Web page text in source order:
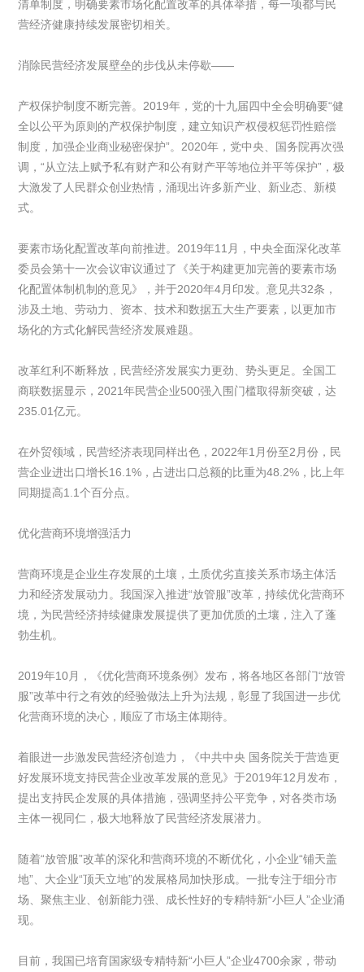
清单制度，明确要素市场化配置改革的具体举措，每一项都与民
营经济健康持续发展密切相关。
消除民营经济发展壁垒的步伐从未停歇——
产权保护制度不断完善。2019年，党的十九届四中全会明确要“健
全以公平为原则的产权保护制度，建立知识产权侵权惩罚性赔偿
制度，加强企业商业秘密保护”。2020年，党中央、国务院再次强
调，“从立法上赋予私有财产和公有财产平等地位并平等保护”，极
大激发了人民群众创业热情，涌现出许多新产业、新业态、新模
式。
要素市场化配置改革向前推进。2019年11月，中央全面深化改革
委员会第十一次会议审议通过了《关于构建更加完善的要素市场
化配置体制机制的意见》，并于2020年4月印发。意见共32条，
涉及土地、劳动力、资本、技术和数据五大生产要素，以更加市
场化的方式化解民营经济发展难题。
改革红利不断释放，民营经济发展实力更劲、势头更足。全国工
商联数据显示，2021年民营企业500强入围门槛取得新突破，达
235.01亿元。
在外贸领域，民营经济表现同样出色，2022年1月份至2月份，民
营企业进出口增长16.1%，占进出口总额的比重为48.2%，比上年
同期提高1.1个百分点。
优化营商环境增强活力
营商环境是企业生存发展的土壤，土质优劣直接关系市场主体活
力和经济发展动力。我国深入推进“放管服”改革，持续优化营商环
境，为民营经济持续健康发展提供了更加优质的土壤，注入了蓬
勃生机。
2019年10月，《优化营商环境条例》发布，将各地区各部门“放管
服”改革中行之有效的经验做法上升为法规，彰显了我国进一步优
化营商环境的决心，顺应了市场主体期待。
着眼进一步激发民营经济创造力，《中共中央 国务院关于营造更
好发展环境支持民营企业改革发展的意见》于2019年12月发布，
提出支持民企发展的具体措施，强调坚持公平竞争，对各类市场
主体一视同仁，极大地释放了民营经济发展潜力。
随着“放管服”改革的深化和营商环境的不断优化，小企业“铺天盖
地”、大企业“顶天立地”的发展格局加快形成。一批专注于细分市
场、聚焦主业、创新能力强、成长性好的专精特新“小巨人”企业涌
现。
目前，我国已培育国家级专精特新“小巨人”企业4700余家，带动